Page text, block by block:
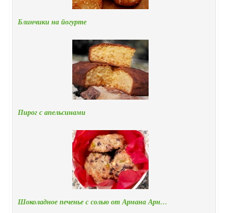
Блинчики на йогурте
Пирог с апельсинами
Шоколадное печенье с солью от Армана Арн…